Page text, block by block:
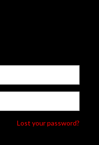
Lost your password?